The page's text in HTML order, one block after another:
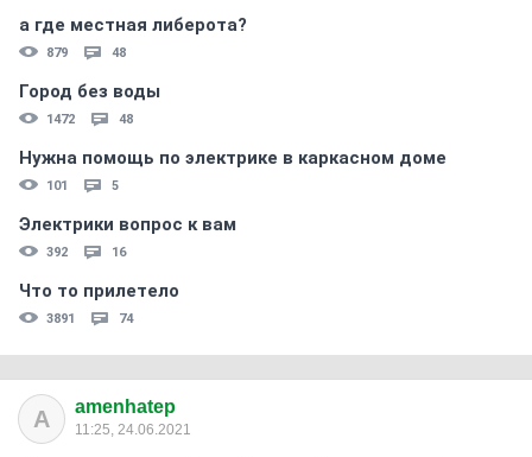
а где местная либерота?
879 48
Город без воды
1472 48
Нужна помощь по электрике в каркасном доме
101 5
Электрики вопрос к вам
392 16
Что то прилетело
3891 74
A amenhatep
11:25, 24.06.2021